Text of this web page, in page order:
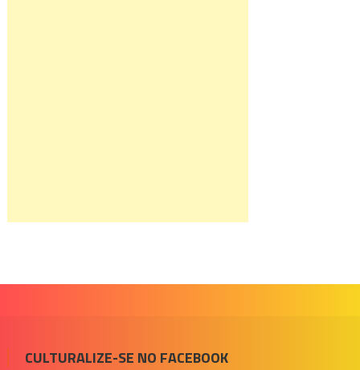
CULTURALIZE-SE NO FACEBOOK